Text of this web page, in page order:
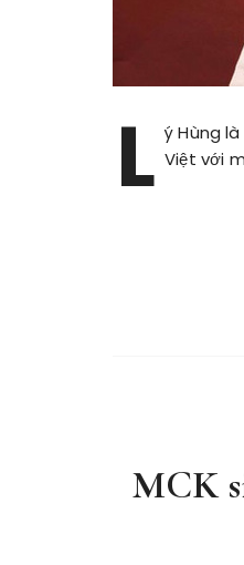
L ý Hùng
Việt với
MCK